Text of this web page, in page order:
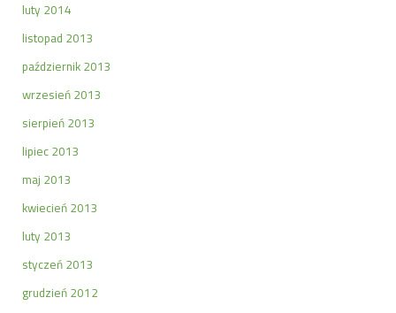
luty 2014
listopad 2013
październik 2013
wrzesień 2013
sierpień 2013
lipiec 2013
maj 2013
kwiecień 2013
luty 2013
styczeń 2013
grudzień 2012